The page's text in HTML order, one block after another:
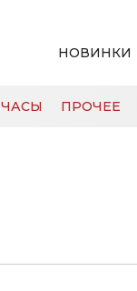
НОВИНКИ
ЧАСЫ ПРОЧЕЕ